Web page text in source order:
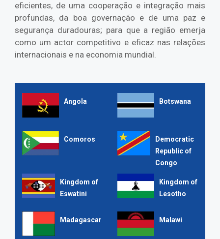
eficientes, de uma cooperação e integração mais
profundas, da boa governação e de uma paz e
segurança duradouras; para que a região emerja
como um actor competitivo e eficaz nas relações
internacionais e na economia mundial.
Angola Botswana
Comoros
Democratic
Republic of
Congo
Kingdom of
Eswatini
Kingdom of
Lesotho
Madagascar Malawi